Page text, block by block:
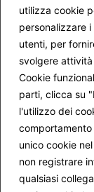
utilizza cookie
personalizzare
utenti, per
svolgere
Cookie
parti, clicca su
l'utilizzo dei
unico cookie
non registrare
qualsiasi
Mappa del sito
Progetti Darsi
Login redattori